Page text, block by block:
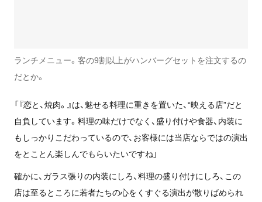
ランチメニュー。客の9割以上がハンバーグセットを注文するの
だとか。
「『恋と、焼肉。』は、魅せる料理に重きを置いた、“映える店”だと
自負しています。料理の味だけでなく、盛り付けや食器、内装に
もしっかりこだわっているので、お客様には当店ならではの演出
をとことん楽しんでもらいたいですね」
確かに、ガラス張りの内装にしろ、料理の盛り付けにしろ、この
店は至るところに若者たちの心をくすぐる演出が散りばめられ